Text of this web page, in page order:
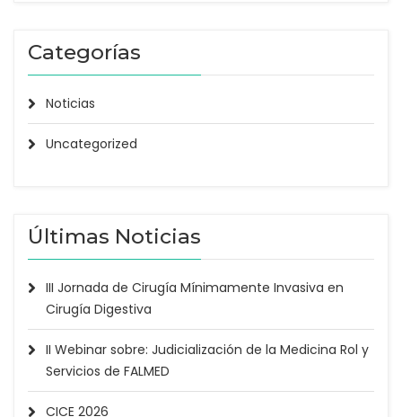
Categorías
Noticias
Uncategorized
Últimas Noticias
III Jornada de Cirugía Mínimamente Invasiva en
Cirugía Digestiva
II Webinar sobre: Judicialización de la Medicina Rol y
Servicios de FALMED
CICE 2026